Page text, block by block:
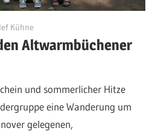
Kühne
Altwarmbüchener
und sommerlicher Hitze
eine Wanderung um
gelegenen,